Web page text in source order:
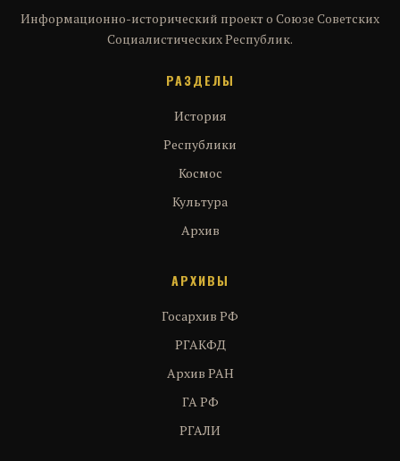
Информационно-исторический проект о Союзе Советских
Социалистических Республик.
РАЗДЕЛЫ
История
Республики
Космос
Культура
Архив
АРХИВЫ
Госархив РФ
РГАКФД
Архив РАН
ГА РФ
РГАЛИ